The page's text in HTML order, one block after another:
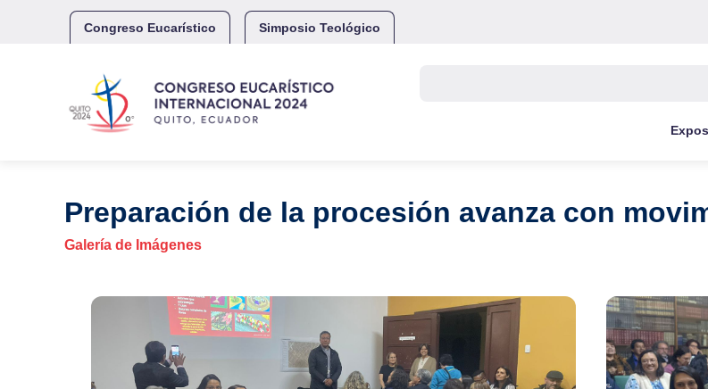
Congreso Eucarístico Simposio Teológico
Preparación de la procesión avanza con
Galería de Imágenes